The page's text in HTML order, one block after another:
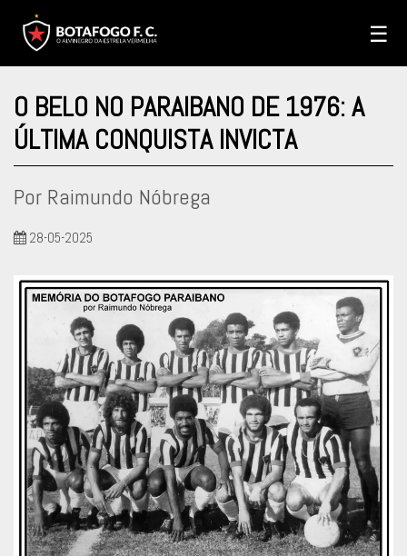
☰
O BELO NO PARAIBANO DE 1976: A
ÚLTIMA CONQUISTA INVICTA
Por Raimundo Nóbrega
28-05-2025